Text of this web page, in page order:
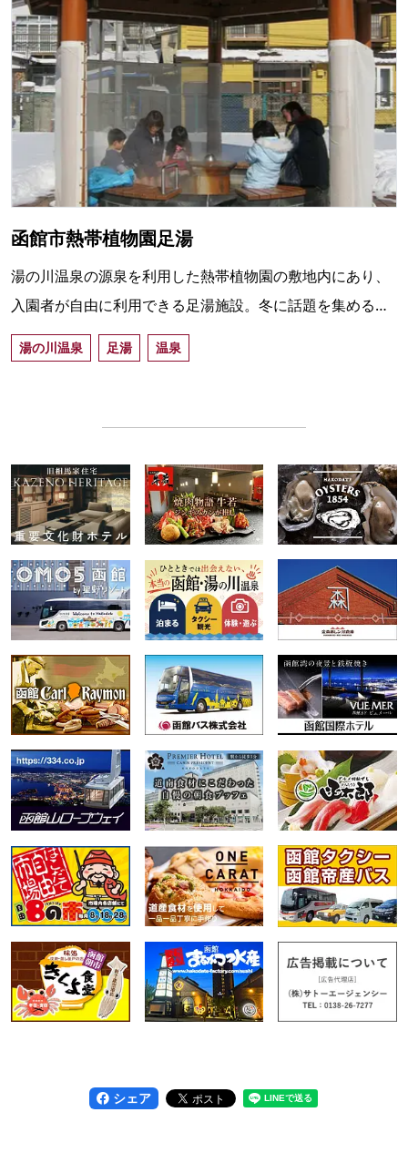
函館市熱帯植物園足湯
湯の川温泉の源泉を利用した熱帯植物園の敷地内にあり、
入園者が自由に利用できる足湯施設。冬に話題を集めるサ
ル山の温泉と、同じ源泉の湯で温まることができる。
湯の川温泉 足湯 温泉
シェア